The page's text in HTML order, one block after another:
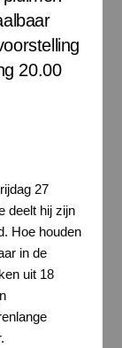
20.00
27
deelt hij zijn
Hoe houden
in de
uit 18